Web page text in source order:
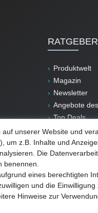
Produktwelt
Magazin
Newsletter
Angebote
Top Deals
B-Ware
Impressum
unserer Website und
um z.B. Inhalte und
Die
benennen.
eines berechtigten
und die
Hinweise zur